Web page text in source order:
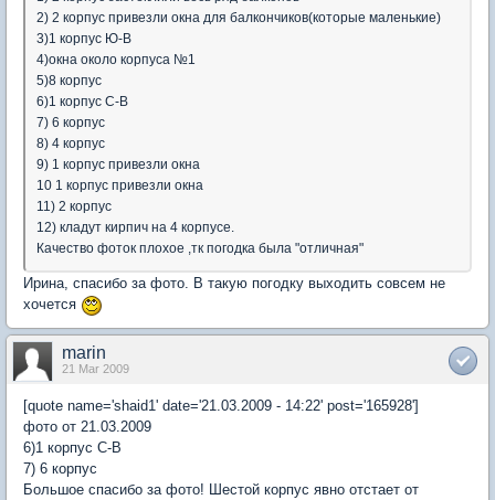
2) 2 корпус привезли окна для балкончиков(которые маленькие)
3)1 корпус Ю-В
4)окна около корпуса №1
5)8 корпус
6)1 корпус С-В
7) 6 корпус
8) 4 корпус
9) 1 корпус привезли окна
10 1 корпус привезли окна
11) 2 корпус
12) кладут кирпич на 4 корпусе.
Качество фоток плохое ,тк погодка была "отличная"
Ирина, спасибо за фото. В такую погодку выходить совсем не
хочется
marin
21 Mar 2009
[quote name='shaid1' date='21.03.2009 - 14:22' post='165928']
фото от 21.03.2009
6)1 корпус С-В
7) 6 корпус
Большое спасибо за фото! Шестой корпус явно отстает от